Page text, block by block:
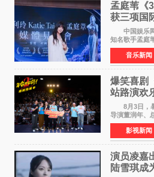
孟庭苇《
获三项国
美学获全
中国娱乐网
知名歌手孟庭
会再传喜讯。
Creative
英国London
音乐新闻
爆笑喜剧
站路演欢
场共鸣
8月3日，暑
导演董润年、
昀、白客，惊
特别出演田雨
演，与观众近
影视新闻
演员凌嘉
陆雪琪成